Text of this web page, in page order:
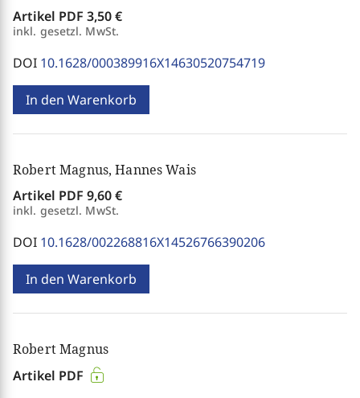
Artikel PDF 3,50 €
inkl. gesetzl. MwSt.
DOI 10.1628/000389916X14630520754719
In den Warenkorb
Robert Magnus, Hannes Wais
Artikel PDF 9,60 €
inkl. gesetzl. MwSt.
DOI 10.1628/002268816X14526766390206
In den Warenkorb
Robert Magnus
Artikel PDF